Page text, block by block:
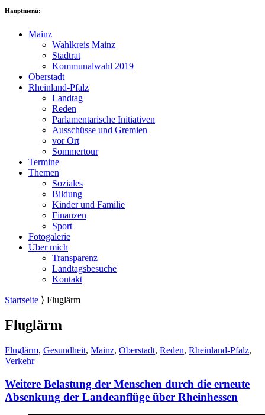
Hauptmenü:
Mainz
Wahlkreis Mainz
Stadtrat
Kommunalwahl 2019
Oberstadt
Rheinland-Pfalz
Landtag
Reden
Parlamentarische Initiativen
Ausschüsse und Gremien
vor Ort
Sommertour
Termine
Themen
Soziales
Bildung
Kinder und Familie
Finanzen
Sport
Fotogalerie
Über mich
Transparenz
Landtagsbesuche
Kontakt
Startseite ⟩ Fluglärm
Fluglärm
Fluglärm, Gesundheit, Mainz, Oberstadt, Reden, Rheinland-Pfalz,
Verkehr
Weitere Belastung der Menschen durch die erneute
Absenkung der Landeanflüge über Rheinhessen